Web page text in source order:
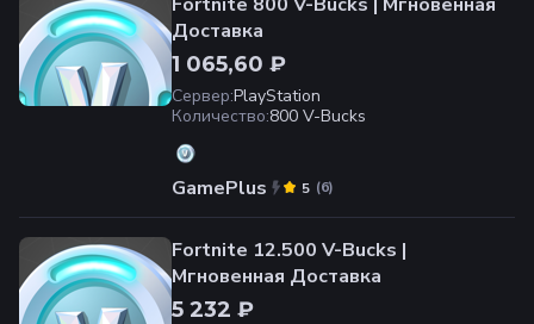
Доставка
1 065,60 ₽
Сервер:PlayStation
Количество:800 V-Bucks
GamePlus (6)
5
Fortnite 12.500 V-Bucks |
Мгновенная Доставка
5 232 ₽